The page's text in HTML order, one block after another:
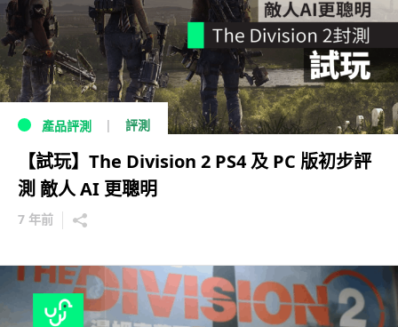
產品評測 評測
【試玩】The Division 2 PS4 及 PC 版初步評
測 敵人 AI 更聰明
7 年前